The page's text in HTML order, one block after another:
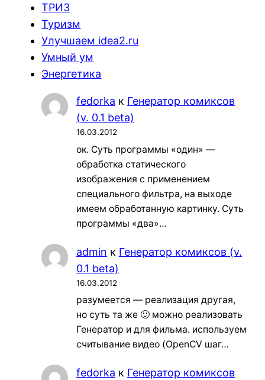
ТРИЗ
Туризм
Улучшаем idea2.ru
Умный ум
Энергетика
fedorka к Генератор комиксов
(v. 0.1 beta)
16.03.2012
ок. Суть программы «один» —
обработка статического
изображения с применением
специального фильтра, на выходе
имеем обработанную картинку. Суть
программы «два»…
admin к Генератор комиксов (v.
0.1 beta)
16.03.2012
разумеется — реализация другая,
но суть та же 🙂 можно реализовать
Генератор и для фильма. используем
считывание видео (OpenCV шаг…
fedorka к Генератор комиксов